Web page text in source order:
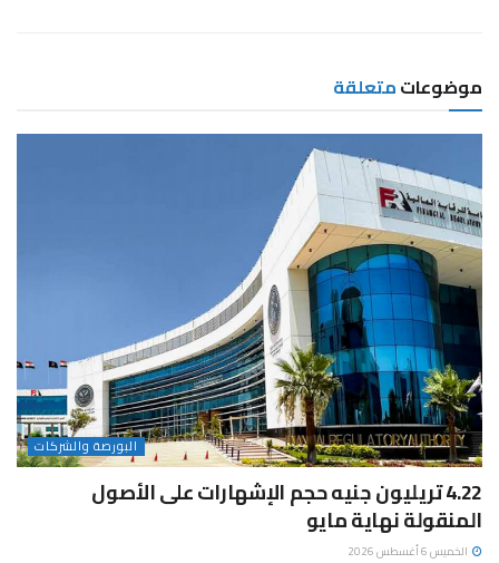
موضوعاتمتعلقة
البورصة والشركات
4.22 تريليون جنيه حجم الإشهارات على الأصول
المنقولة نهاية مايو
الخميس 6 أغسطس 2026